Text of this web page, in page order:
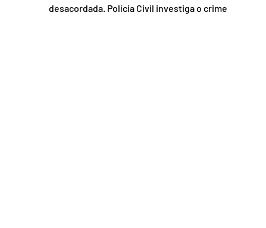
desacordada. Polícia Civil investiga o crime